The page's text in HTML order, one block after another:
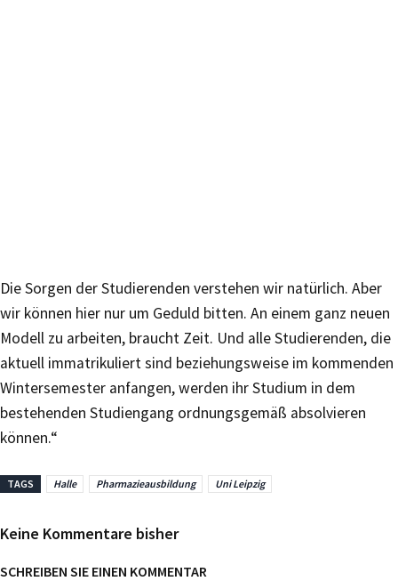
Die Sorgen der Studierenden verstehen wir natürlich. Aber
wir können hier nur um Geduld bitten. An einem ganz neuen
Modell zu arbeiten, braucht Zeit. Und alle Studierenden, die
aktuell immatrikuliert sind beziehungsweise im kommenden
Wintersemester anfangen, werden ihr Studium in dem
bestehenden Studiengang ordnungsgemäß absolvieren
können.“
TAGS Halle Pharmazieausbildung Uni Leipzig
Keine Kommentare bisher
SCHREIBEN SIE EINEN KOMMENTAR